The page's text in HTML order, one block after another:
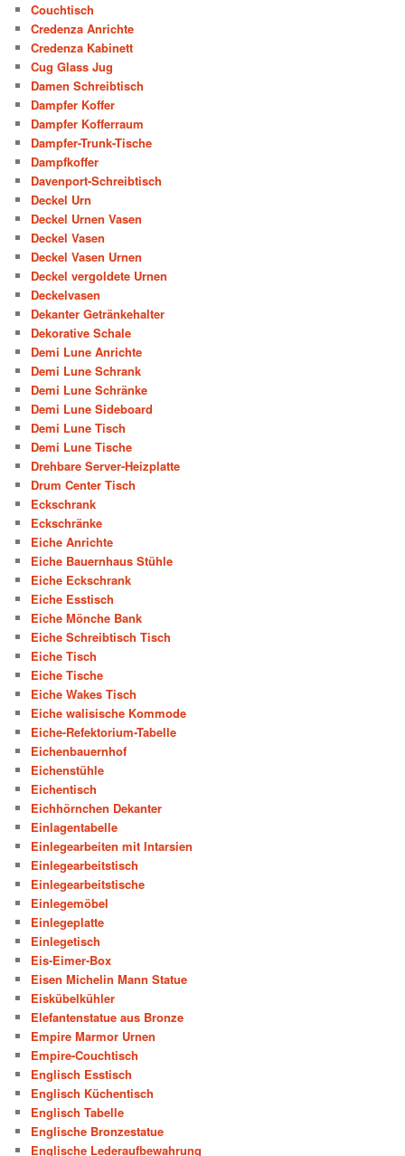
Couchtisch
Credenza Anrichte
Credenza Kabinett
Cug Glass Jug
Damen Schreibtisch
Dampfer Koffer
Dampfer Kofferraum
Dampfer-Trunk-Tische
Dampfkoffer
Davenport-Schreibtisch
Deckel Urn
Deckel Urnen Vasen
Deckel Vasen
Deckel Vasen Urnen
Deckel vergoldete Urnen
Deckelvasen
Dekanter Getränkehalter
Dekorative Schale
Demi Lune Anrichte
Demi Lune Schrank
Demi Lune Schränke
Demi Lune Sideboard
Demi Lune Tisch
Demi Lune Tische
Drehbare Server-Heizplatte
Drum Center Tisch
Eckschrank
Eckschränke
Eiche Anrichte
Eiche Bauernhaus Stühle
Eiche Eckschrank
Eiche Esstisch
Eiche Mönche Bank
Eiche Schreibtisch Tisch
Eiche Tisch
Eiche Tische
Eiche Wakes Tisch
Eiche walisische Kommode
Eiche-Refektorium-Tabelle
Eichenbauernhof
Eichenstühle
Eichentisch
Eichhörnchen Dekanter
Einlagentabelle
Einlegearbeiten mit Intarsien
Einlegearbeitstisch
Einlegearbeitstische
Einlegemöbel
Einlegeplatte
Einlegetisch
Eis-Eimer-Box
Eisen Michelin Mann Statue
Eiskübelkühler
Elefantenstatue aus Bronze
Empire Marmor Urnen
Empire-Couchtisch
Englisch Esstisch
Englisch Küchentisch
Englisch Tabelle
Englische Bronzestatue
Englische Lederaufbewahrung